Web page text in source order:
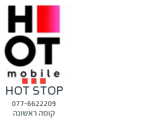
HOT STOP
077-6622209
קומה ראשונה